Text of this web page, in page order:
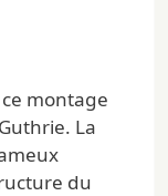
montage
La
du